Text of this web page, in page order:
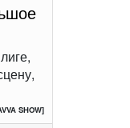
SHOW]